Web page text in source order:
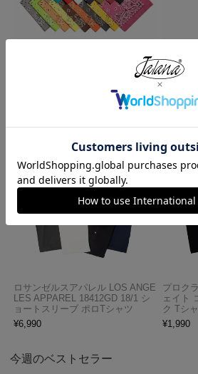
ハバハンク HAV-A-HANK バンダ
ナ アメリカ製 トラディショナル
ペイズリーTHE BANDANNA COM
ロサン
LES
ビーフ
¥
ロサンゼルスアパレル LOS ANGE
LES APPAREL 18412GD 18/1 シ
ョートスリーブ ポロTシャツ
¥6,990
プロク
ェイト
ク Tシ
¥1,990
今週のベストセラー